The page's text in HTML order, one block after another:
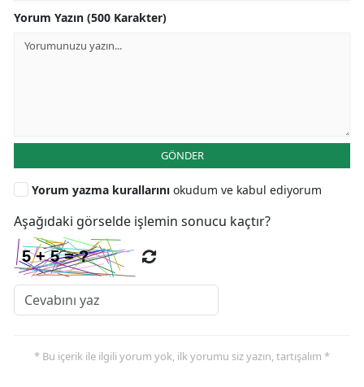
Yorum Yazın (500 Karakter)
GÖNDER
Yorum yazma kurallarını okudum ve kabul ediyorum
Aşağıdaki görselde işlemin sonucu kaçtır?
* Bu içerik ile ilgili yorum yok, ilk yorumu siz yazın, tartışalım *